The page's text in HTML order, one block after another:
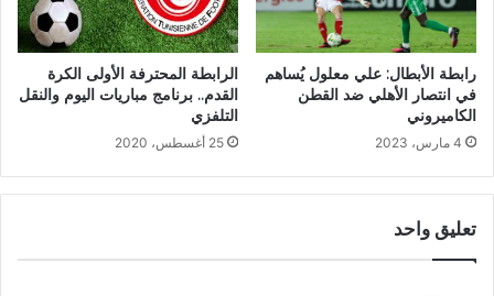
رابطة الأبطال: علي معلول يُساهم
في انتصار الأهلي ضد القطن
الكاميروني‎‎
4 مارس، 2023
الرابطة المحترفة الأولى الكرة
القدم.. برنامج مباريات اليوم والنقل
التلفزي
25 أغسطس، 2020
تعليق واحد